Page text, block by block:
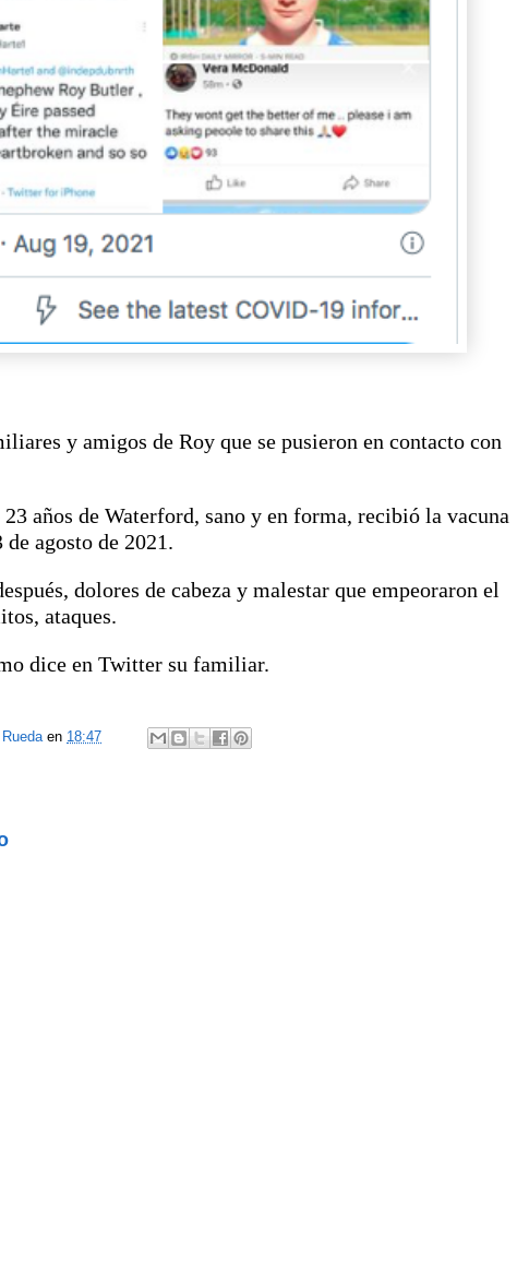
y amigos de Roy que se pusieron en contacto con
años de Waterford, sano y en forma, recibió la vacuna
de agosto de 2021.
dolores de cabeza y malestar que empeoraron el
ataques.
dice en Twitter su familiar.
en 18:47